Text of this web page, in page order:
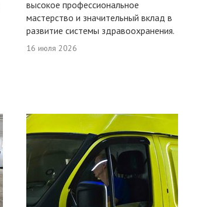
высокое профессиональное
мастерство и значительный вклад в
развитие системы здравоохранения.
16 июля 2026